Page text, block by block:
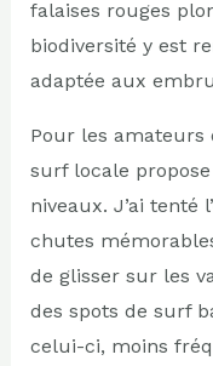
falaises rouges
biodiversité y est
adaptée aux
Pour les amateurs
surf locale
niveaux. J’ai tenté
chutes
de glisser sur les
des spots de surf
celui-ci, moins